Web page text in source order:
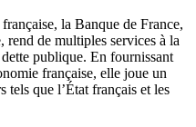
la Banque de France,
rend de multiples services à la
publique. En fournissant
française, elle joue un
tels que l’État français et les